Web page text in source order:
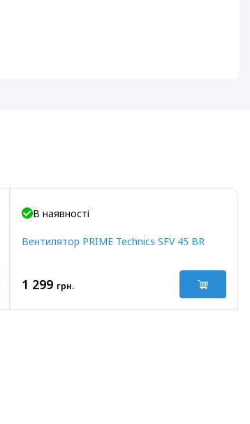
В наявності
Вентилятор PRIME Technics SFV 45 BR
1 299 грн.